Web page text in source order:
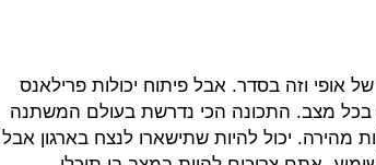
אופי וזה בסדר. אבל פיתוח יכולות פרילאנס
מצב. התכונה הכי נדרשת בעולם המשתנה
מהירה. יכול להיות שתישארו לנצח בארגון אבל